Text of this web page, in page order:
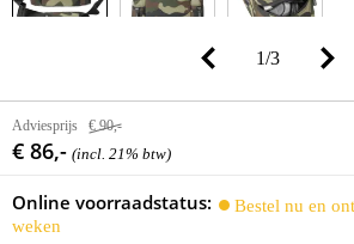
1/3
Adviesprijs € 90,-
€ 86,- (incl. 21% btw)
Online voorraadstatus:
Bestel nu en
weken